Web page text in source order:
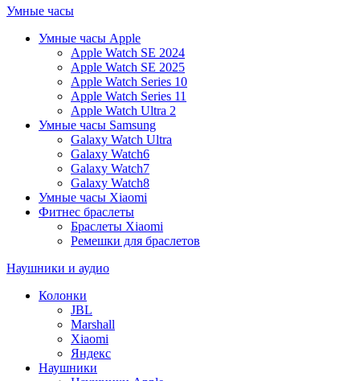
Умные часы
Умные часы Apple
Apple Watch SE 2024
Apple Watch SE 2025
Apple Watch Series 10
Apple Watch Series 11
Apple Watch Ultra 2
Умные часы Samsung
Galaxy Watch Ultra
Galaxy Watch6
Galaxy Watch7
Galaxy Watch8
Умные часы Xiaomi
Фитнес браслеты
Браслеты Xiaomi
Ремешки для браслетов
Наушники и аудио
Колонки
JBL
Marshall
Xiaomi
Яндекс
Наушники